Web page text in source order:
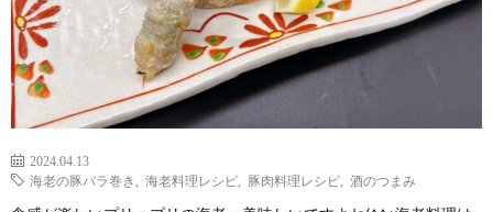
2024.04.13
海老の豚バラ巻き
海老料理レシピ 豚肉料理レシピ 酒のつまみ